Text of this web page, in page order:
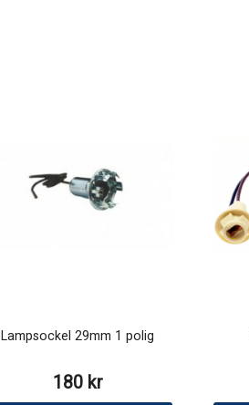
Lampsockel 29mm 1 polig
180 kr